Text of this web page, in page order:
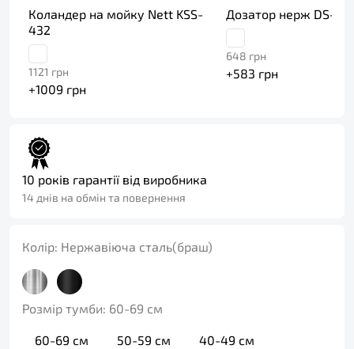
Коландер на мойку Nett KSS-
432
1121 грн
+1009 грн
Дозатор нерж DS-
648 грн
+583 грн
10 років гарантії від виробника
14 днів на обмін та повернення
Колір: Нержавіюча сталь(браш)
Розмір тумби: 60-69 см
60-69 см 50-59 см 40-49 см